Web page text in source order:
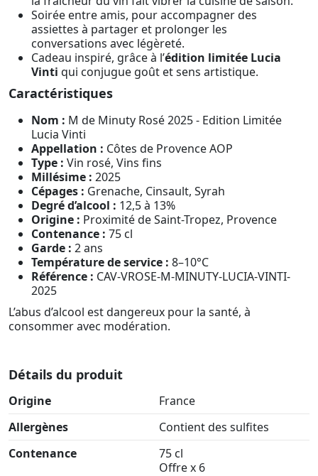
Soirée entre amis, pour accompagner des
assiettes à partager et prolonger les
conversations avec légèreté.
Cadeau inspiré, grâce à l’édition limitée Lucia
Vinti qui conjugue goût et sens artistique.
Caractéristiques
Nom : M de Minuty Rosé 2025 - Edition Limitée
Lucia Vinti
Appellation : Côtes de Provence AOP
Type : Vin rosé, Vins fins
Millésime : 2025
Cépages : Grenache, Cinsault, Syrah
Degré d’alcool : 12,5 à 13%
Origine : Proximité de Saint-Tropez, Provence
Contenance : 75 cl
Garde : 2 ans
Température de service : 8–10°C
Référence : CAV-VROSE-M-MINUTY-LUCIA-VINTI-
2025
L’abus d’alcool est dangereux pour la santé, à
consommer avec modération.
Détails du produit
Origine
France
Allergènes
Contient des sulfites
Contenance
75 cl
Offre x 6